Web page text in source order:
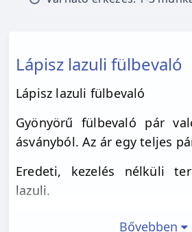
Lápisz lazuli fülbevaló
Lápisz lazuli fülbevaló
Gyönyörű fülbevaló pár
ásványból. Az ár egy teljes
Eredeti, kezelés nélküli
lazuli.
Bővebben